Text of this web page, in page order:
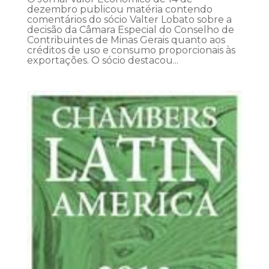
dezembro publicou matéria contendo
comentários do sócio Valter Lobato sobre a
decisão da Câmara Especial do Conselho de
Contribuintes de Minas Gerais quanto aos
créditos de uso e consumo proporcionais às
exportações. O sócio destacou...